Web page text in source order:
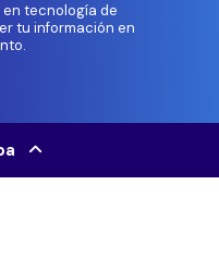
tecnología de
tu información en